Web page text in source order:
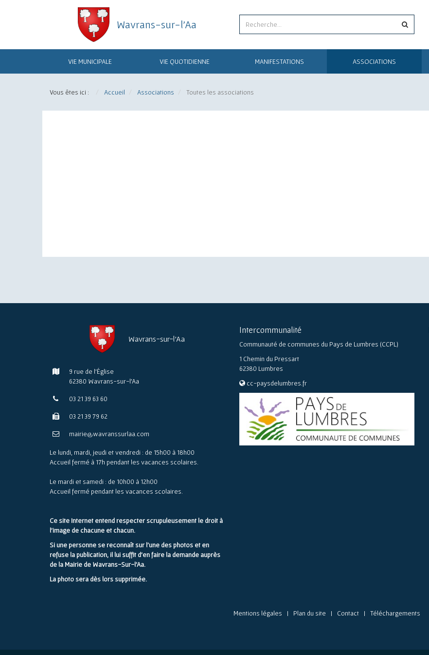
Wavrans-sur-l'Aa
Commune
Wavrans-
l'Aa
VIE MUNICIPALE VIE QUOTIDIENNE MANIFESTATIONS ASSOCIATIONS
Vous êtes ici : Accueil Associations Toutes les associations
Wavrans-sur-l'Aa
9 rue de l'Église
62380 Wavrans-sur-l'Aa
03 21 39 63 60
03 21 39 79 62
mairie@wavranssurlaa.com
Le lundi, mardi, jeudi et vendredi : de 15h00 à 18h00
Accueil fermé à 17h pendant les vacances scolaires.
Le mardi et samedi : de 10h00 à 12h00
Accueil fermé pendant les vacances scolaires.
Ce site Internet entend respecter scrupuleusement le droit à
l'image de chacune et chacun.
Si une personne se reconnaît sur l'une des photos et en
refuse la publication, il lui suffit d'en faire la demande auprès
de la Mairie de Wavrans-Sur-l'Aa.
La photo sera dès lors supprimée.
Intercommunalité
Communauté de communes du Pays de Lumbres (CCPL)
1 Chemin du Pressart
62380 Lumbres
cc-paysdelumbres.fr
Mentions légales Plan du site Contact Téléchargements